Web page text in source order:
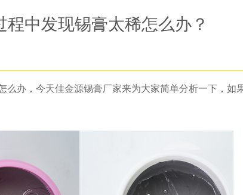
程中发现锡膏太稀怎么办？
么办，今天佳金源锡膏厂家来为大家简单分析一下，如